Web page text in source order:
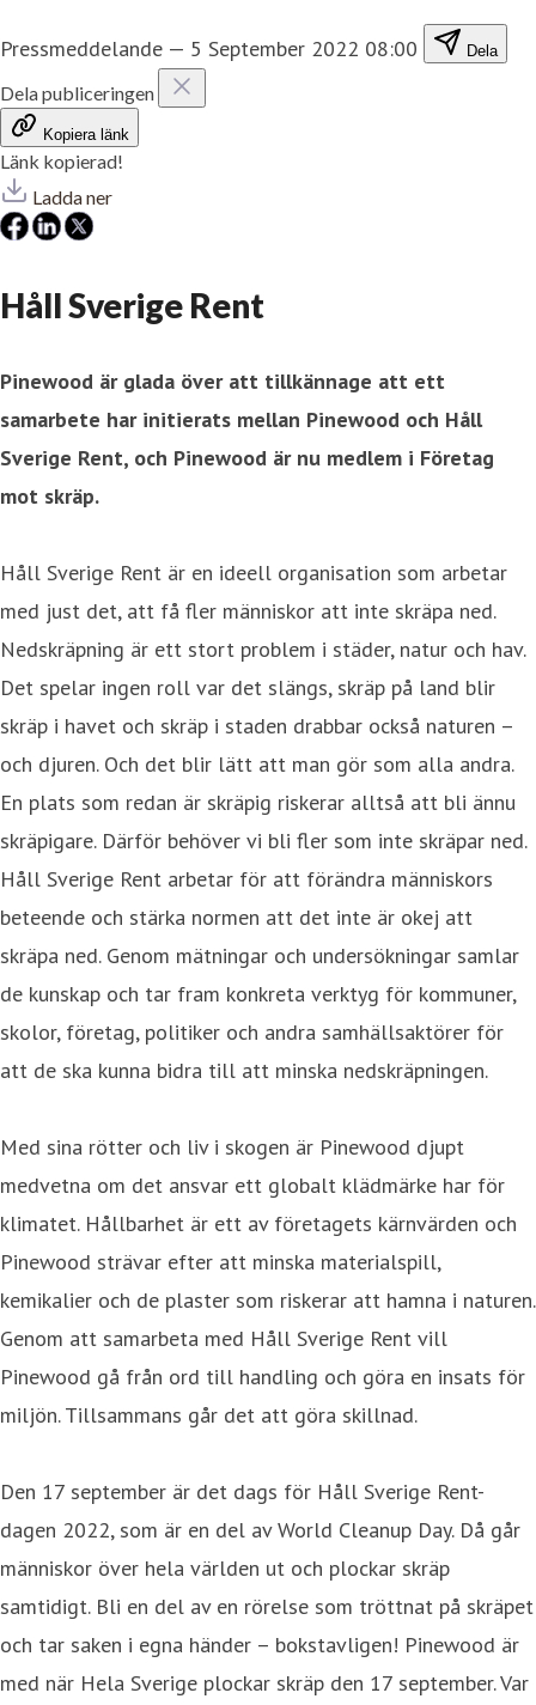
Pressmeddelande — 5 September 2022 08:00 Dela
Dela publiceringen
Kopiera länk
Länk kopierad!
Ladda ner
Håll Sverige Rent
Pinewood är glada över att tillkännage att ett
samarbete har initierats mellan Pinewood och Håll
Sverige Rent, och Pinewood är nu medlem i Företag
mot skräp.
Håll Sverige Rent är en ideell organisation som arbetar
med just det, att få fler människor att inte skräpa ned.
Nedskräpning är ett stort problem i städer, natur och hav.
Det spelar ingen roll var det slängs, skräp på land blir
skräp i havet och skräp i staden drabbar också naturen –
och djuren. Och det blir lätt att man gör som alla andra.
En plats som redan är skräpig riskerar alltså att bli ännu
skräpigare. Därför behöver vi bli fler som inte skräpar ned.
Håll Sverige Rent arbetar för att förändra människors
beteende och stärka normen att det inte är okej att
skräpa ned. Genom mätningar och undersökningar samlar
de kunskap och tar fram konkreta verktyg för kommuner,
skolor, företag, politiker och andra samhällsaktörer för
att de ska kunna bidra till att minska nedskräpningen.
Med sina rötter och liv i skogen är Pinewood djupt
medvetna om det ansvar ett globalt klädmärke har för
klimatet. Hållbarhet är ett av företagets kärnvärden och
Pinewood strävar efter att minska materialspill,
kemikalier och de plaster som riskerar att hamna i naturen.
Genom att samarbeta med Håll Sverige Rent vill
Pinewood gå från ord till handling och göra en insats för
miljön. Tillsammans går det att göra skillnad.
Den 17 september är det dags för Håll Sverige Rent-
dagen 2022, som är en del av World Cleanup Day. Då går
människor över hela världen ut och plockar skräp
samtidigt. Bli en del av en rörelse som tröttnat på skräpet
och tar saken i egna händer – bokstavligen! Pinewood är
med när Hela Sverige plockar skräp den 17 september. Var